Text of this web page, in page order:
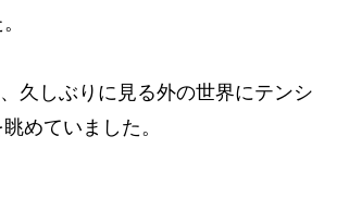
久しぶりに見る外の世界にテンシ
めていました。